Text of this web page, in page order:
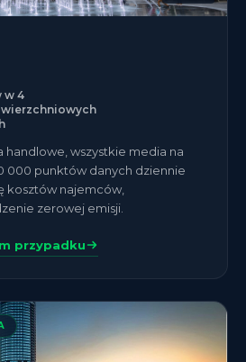
w 4
handlowe, wszystkie media na
000 punktów danych dziennie
kosztów najemców,
zerowej emisji.
przypadku